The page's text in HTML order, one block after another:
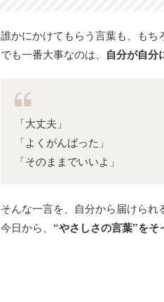
誰かにかけてもらう言葉も、もち
でも一番大事なのは、 自分が自分
「大丈夫」
「よくがんばった」
「そのままでいいよ」
そんな一言を、自分から届けられ
今日から、 “やさしさの言葉”をそ